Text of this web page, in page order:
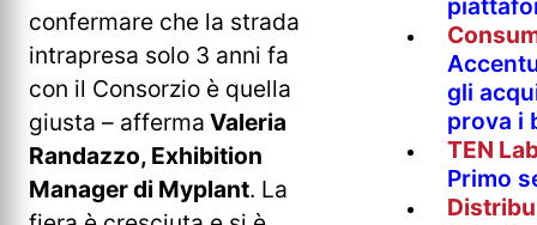
confermare che la strada
intrapresa solo 3 anni fa
con il Consorzio è quella
giusta – afferma Valeria
Randazzo, Exhibition
Manager di Myplant. La
gli
prova i
TEN
Primo